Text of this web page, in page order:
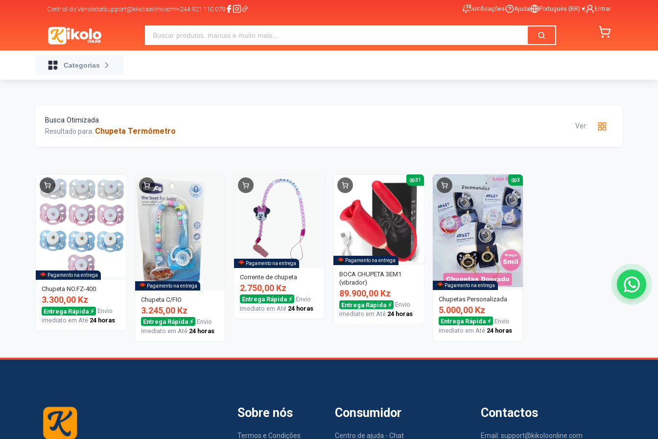
Central do Vendedorsupport@kikoloonline.com+244 921 110 079 10Notificações Ajuda Português (BR) ▾ Entrar
Categorias
Busca Otimizada
Resultado para: Chupeta Termômetro
Ver:
Pagamento na entrega
Chupeta NO.FZ-400
3.300,00 Kz
Entrega Rápida ⚡ Envio
imediato em Até 24 horas
Pagamento na entrega
Chupeta C/FIO
3.245,00 Kz
Entrega Rápida ⚡ Envio
imediato em Até 24 horas
Pagamento na entrega
Corrente de chupeta
2.750,00 Kz
Entrega Rápida ⚡ Envio
imediato em Até 24 horas
31
Pagamento na entrega
BOCA CHUPETA 3EM1
(vibrador)
89.900,00 Kz
Entrega Rápida ⚡ Envio
imediato em Até 24 horas
3
Pagamento na entrega
Chupetas Personalizada
5.000,00 Kz
Entrega Rápida ⚡ Envio
imediato em Até 24 horas
Sobre nós
Termos e Condições
Consumidor
Centro de ajuda - Chat
Contactos
Email: support@kikoloonline.com